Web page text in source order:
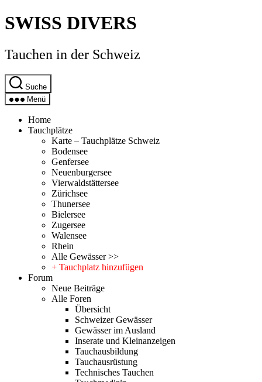
Direkt
zum
wechseln
SWISS DIVERS
Tauchen in der Schweiz
Suche
Menü
Home
Tauchplätze
Karte – Tauchplätze Schweiz
Bodensee
Genfersee
Neuenburgersee
Vierwaldstättersee
Zürichsee
Thunersee
Bielersee
Zugersee
Walensee
Rhein
Alle Gewässer >>
+ Tauchplatz hinzufügen
Forum
Neue Beiträge
Alle Foren
Übersicht
Schweizer Gewässer
Gewässer im Ausland
Inserate und Kleinanzeigen
Tauchausbildung
Tauchausrüstung
Technisches Tauchen